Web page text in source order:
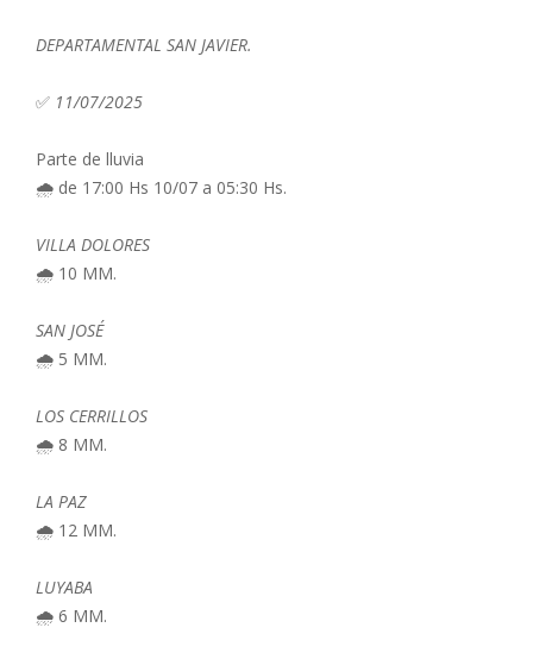
DEPARTAMENTAL SAN JAVIER.
✅ 11/07/2025
Parte de lluvia
🌧️ de 17:00 Hs 10/07 a 05:30 Hs.
VILLA DOLORES
🌧️ 10 MM.
SAN JOSÉ
🌧️ 5 MM.
LOS CERRILLOS
🌧️ 8 MM.
LA PAZ
🌧️ 12 MM.
LUYABA
🌧️ 6 MM.